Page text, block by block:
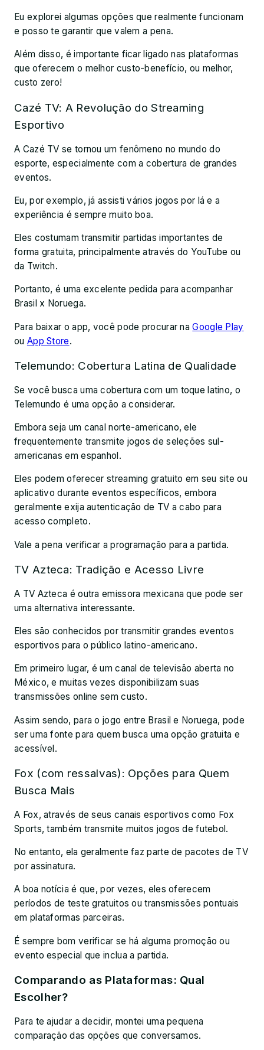
Eu explorei algumas opções que realmente funcionam
e posso te garantir que valem a pena.
Além disso, é importante ficar ligado nas plataformas
que oferecem o melhor custo-benefício, ou melhor,
custo zero!
Cazé TV: A Revolução do Streaming
Esportivo
A Cazé TV se tornou um fenômeno no mundo do
esporte, especialmente com a cobertura de grandes
eventos.
Eu, por exemplo, já assisti vários jogos por lá e a
experiência é sempre muito boa.
Eles costumam transmitir partidas importantes de
forma gratuita, principalmente através do YouTube ou
da Twitch.
Portanto, é uma excelente pedida para acompanhar
Brasil x Noruega.
Para baixar o app, você pode procurar naGoogle Play
ou App Store.
Telemundo: Cobertura Latina de Qualidade
Se você busca uma cobertura com um toque latino, o
Telemundo é uma opção a considerar.
Embora seja um canal norte-americano, ele
frequentemente transmite jogos de seleções sul-
americanas em espanhol.
Eles podem oferecer streaming gratuito em seu site ou
aplicativo durante eventos específicos, embora
geralmente exija autenticação de TV a cabo para
acesso completo.
Vale a pena verificar a programação para a partida.
TV Azteca: Tradição e Acesso Livre
A TV Azteca é outra emissora mexicana que pode ser
uma alternativa interessante.
Eles são conhecidos por transmitir grandes eventos
esportivos para o público latino-americano.
Em primeiro lugar, é um canal de televisão aberta no
México, e muitas vezes disponibilizam suas
transmissões online sem custo.
Assim sendo, para o jogo entre Brasil e Noruega, pode
ser uma fonte para quem busca uma opção gratuita e
acessível.
Fox (com ressalvas): Opções para Quem
Busca Mais
A Fox, através de seus canais esportivos como Fox
Sports, também transmite muitos jogos de futebol.
No entanto, ela geralmente faz parte de pacotes de TV
por assinatura.
A boa notícia é que, por vezes, eles oferecem
períodos de teste gratuitos ou transmissões pontuais
em plataformas parceiras.
É sempre bom verificar se há alguma promoção ou
evento especial que inclua a partida.
Comparando as Plataformas: Qual
Escolher?
Para te ajudar a decidir, montei uma pequena
comparação das opções que conversamos.